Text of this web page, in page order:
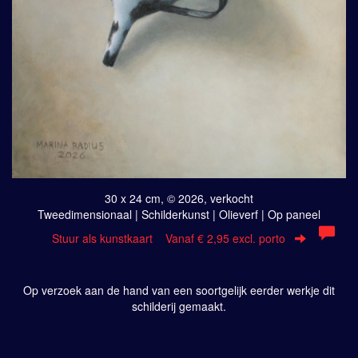
30 x 24 cm, © 2026, verkocht
Tweedimensionaal | Schilderkunst | Olieverf | Op paneel
Stuur als kunstkaart Vanaf € 2,95 excl. porto
Op verzoek aan de hand van een soortgelijk eerder werkje dit
schilderij gemaakt.